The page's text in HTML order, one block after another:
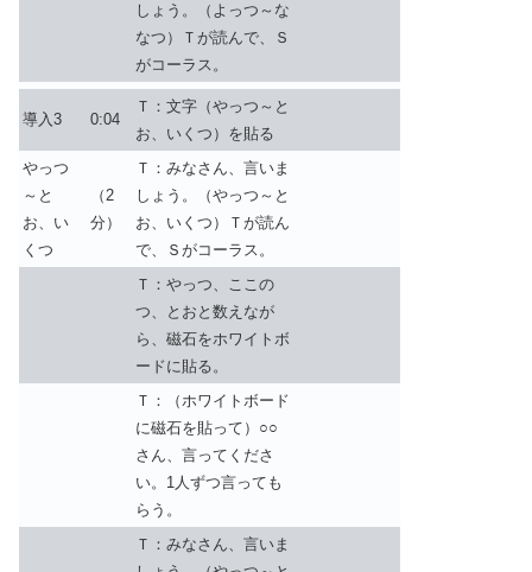
しょう。（よっつ～な
なつ）Ｔが読んで、Ｓ
がコーラス。
導入3 0:04
Ｔ：文字（やっつ～と
お、いくつ）を貼る
やっつ
～と
お、い
くつ
（2
分）
Ｔ：みなさん、言いま
しょう。（やっつ～と
お、いくつ）Ｔが読ん
で、Ｓがコーラス。
Ｔ：やっつ、ここの
つ、とおと数えなが
ら、磁石をホワイトボ
ードに貼る。
Ｔ：（ホワイトボード
に磁石を貼って）○○
さん、言ってくださ
い。1人ずつ言っても
らう。
Ｔ：みなさん、言いま